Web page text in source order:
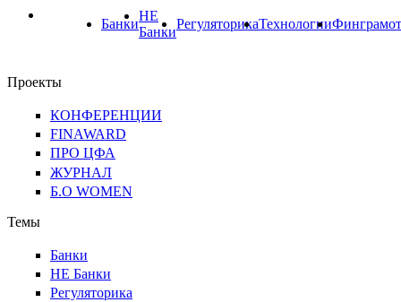
Банки
НЕ
Банки
РегуляторикаТехнологии
Проекты
КОНФЕРЕНЦИИ
FINAWARD
ПРО ЦФА
ЖУРНАЛ
Б.О WOMEN
Темы
Банки
НЕ Банки
Регуляторика